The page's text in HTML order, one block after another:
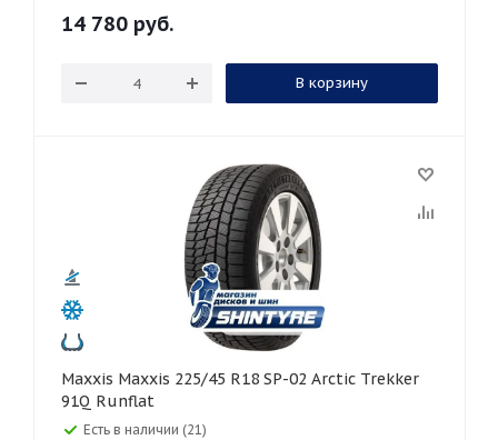
14 780 руб.
В корзину
Maxxis Maxxis 225/45 R18 SP-02 Arctic Trekker
91Q Runflat
Есть в наличии (21)